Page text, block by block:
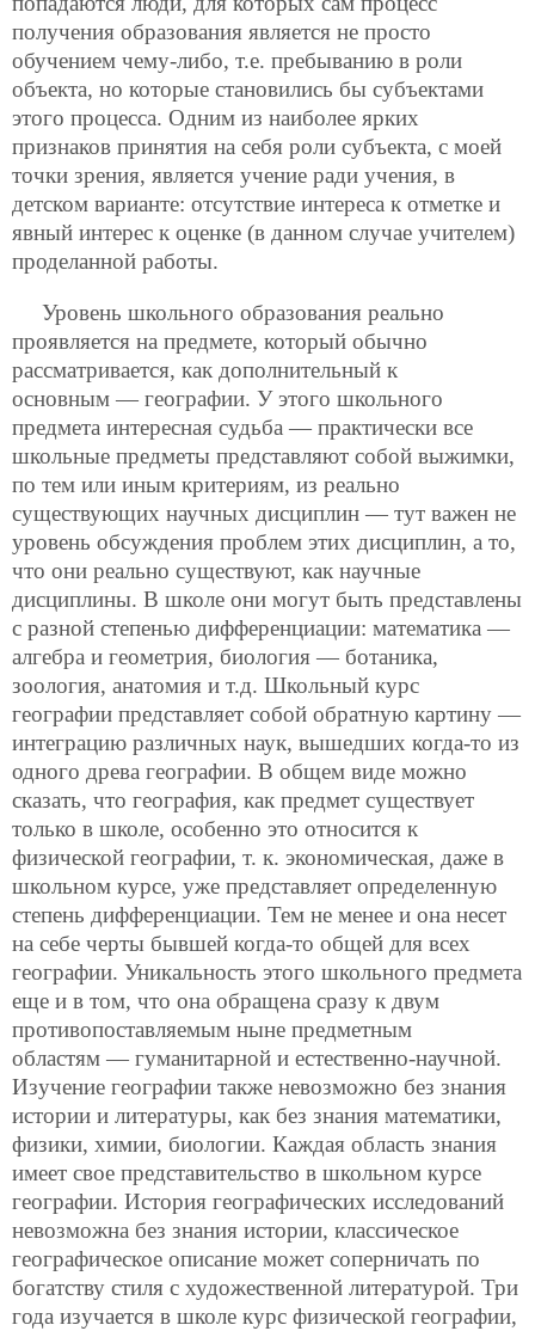
получения образования является не просто
обучением чему-либо, т.е. пребыванию в роли
объекта, но которые становились бы субъектами
этого процесса. Одним из наиболее ярких
признаков принятия на себя роли субъекта, с моей
точки зрения, является учение ради учения, в
детском варианте: отсутствие интереса к отметке и
явный интерес к оценке (в данном случае учителем)
проделанной работы.
Уровень школьного образования реально
проявляется на предмете, который обычно
рассматривается, как дополнительный к
основным — географии. У этого школьного
предмета интересная судьба — практически все
школьные предметы представляют собой выжимки,
по тем или иным критериям, из реально
существующих научных дисциплин — тут важен не
уровень обсуждения проблем этих дисциплин, а то,
что они реально существуют, как научные
дисциплины. В школе они могут быть представлены
с разной степенью дифференциации: математика —
алгебра и геометрия, биология — ботаника,
зоология, анатомия и т.д. Школьный курс
географии представляет собой обратную картину —
интеграцию различных наук, вышедших когда-то из
одного древа географии. В общем виде можно
сказать, что география, как предмет существует
только в школе, особенно это относится к
физической географии, т. к. экономическая, даже в
школьном курсе, уже представляет определенную
степень дифференциации. Тем не менее и она несет
на себе черты бывшей когда-то общей для всех
географии. Уникальность этого школьного предмета
еще и в том, что она обращена сразу к двум
противопоставляемым ныне предметным
областям — гуманитарной и естественно-научной.
Изучение географии также невозможно без знания
истории и литературы, как без знания математики,
физики, химии, биологии. Каждая область знания
имеет свое представительство в школьном курсе
географии. История географических исследований
невозможна без знания истории, классическое
географическое описание может соперничать по
богатству стиля с художественной литературой. Три
года изучается в школе курс физической географии,